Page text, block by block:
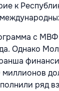
к
с МВФ
Однако
ряд